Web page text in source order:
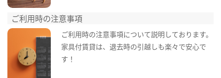
ご利用時の注意事項
ご利用時の注意事項について説明しております。
家具付賃貸は、退去時の引越しも楽々で安心で
す！